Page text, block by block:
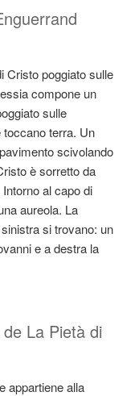
Cristo poggiato sulle
compone un
sulle
toccano terra. Un
scivolando
è sorretto da
al capo di
aureola. La
si trovano: un
e a destra la
La Pietà di
appartiene alla